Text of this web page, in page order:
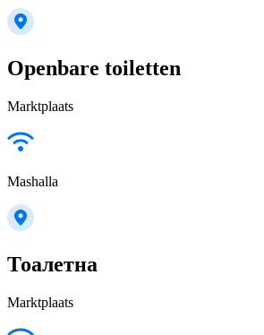
Openbare toiletten
Marktplaats
Mashalla
Тоалетна
Marktplaats